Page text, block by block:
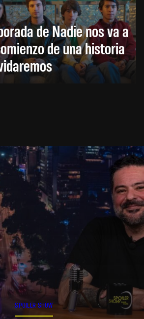
de Nadie nos va a
de una historia
SPOILER SHOW